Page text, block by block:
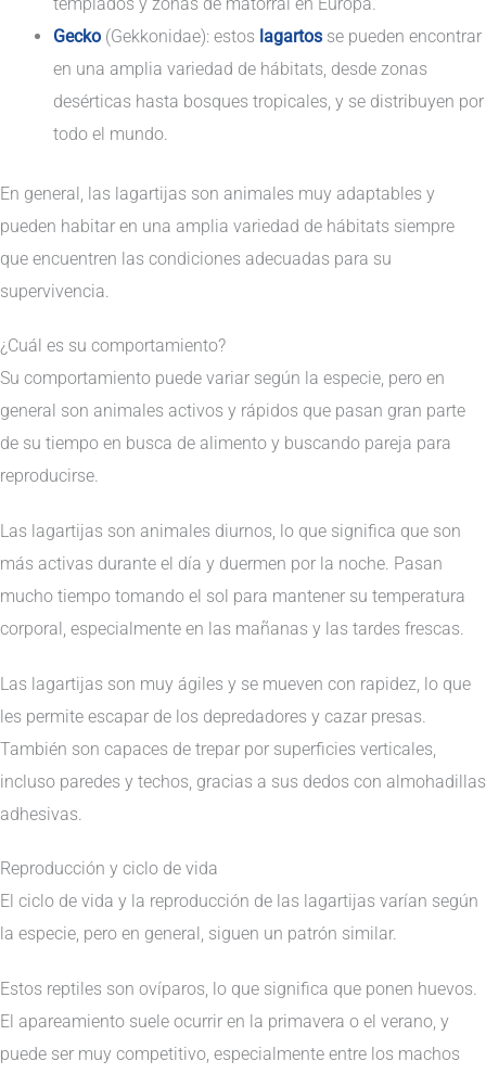
Gecko (Gekkonidae): estos lagartos se pueden encontrar
en una amplia variedad de hábitats, desde zonas
desérticas hasta bosques tropicales, y se distribuyen por
todo el mundo.
En general, las lagartijas son animales muy adaptables y
pueden habitar en una amplia variedad de hábitats siempre
que encuentren las condiciones adecuadas para su
supervivencia.
¿Cuál es su comportamiento?
Su comportamiento puede variar según la especie, pero en
general son animales activos y rápidos que pasan gran parte
de su tiempo en busca de alimento y buscando pareja para
reproducirse.
Las lagartijas son animales diurnos, lo que significa que son
más activas durante el día y duermen por la noche. Pasan
mucho tiempo tomando el sol para mantener su temperatura
corporal, especialmente en las mañanas y las tardes frescas.
Las lagartijas son muy ágiles y se mueven con rapidez, lo que
les permite escapar de los depredadores y cazar presas.
También son capaces de trepar por superficies verticales,
incluso paredes y techos, gracias a sus dedos con almohadillas
adhesivas.
Reproducción y ciclo de vida
El ciclo de vida y la reproducción de las lagartijas varían según
la especie, pero en general, siguen un patrón similar.
Estos reptiles son ovíparos, lo que significa que ponen huevos.
El apareamiento suele ocurrir en la primavera o el verano, y
puede ser muy competitivo, especialmente entre los machos